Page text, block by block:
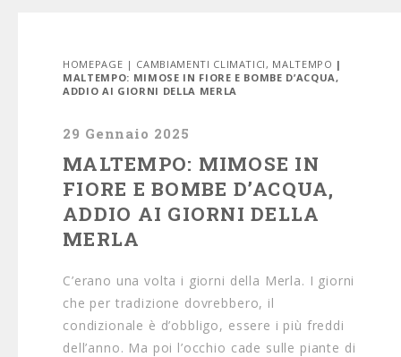
HOMEPAGE | CAMBIAMENTI CLIMATICI, MALTEMPO |
MALTEMPO: MIMOSE IN FIORE E BOMBE D’ACQUA,
ADDIO AI GIORNI DELLA MERLA
29 Gennaio 2025
MALTEMPO: MIMOSE IN
FIORE E BOMBE D’ACQUA,
ADDIO AI GIORNI DELLA
MERLA
C’erano una volta i giorni della Merla. I giorni
che per tradizione dovrebbero, il
condizionale è d’obbligo, essere i più freddi
dell’anno. Ma poi l’occhio cade sulle piante di